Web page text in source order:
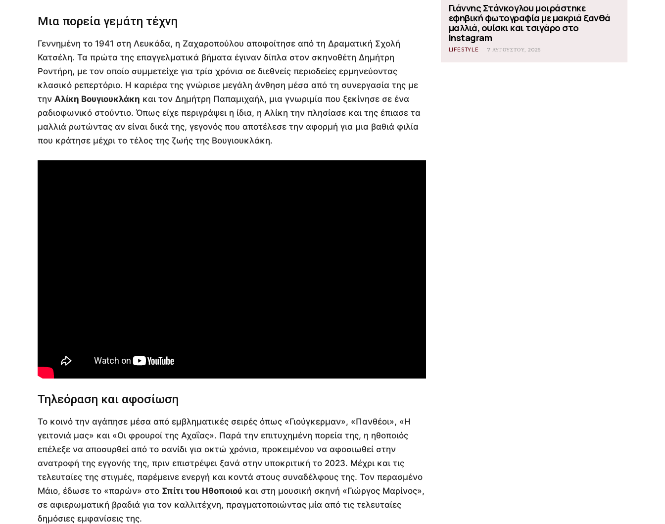
Μια πορεία γεμάτη τέχνη
Γεννημένη το 1941 στη Λευκάδα, η Ζαχαροπούλου αποφοίτησε από τη Δραματική Σχολή
Κατσέλη. Τα πρώτα της επαγγελματικά βήματα έγιναν δίπλα στον σκηνοθέτη Δημήτρη
Ροντήρη, με τον οποίο συμμετείχε για τρία χρόνια σε διεθνείς περιοδείες ερμηνεύοντας
κλασικό ρεπερτόριο. Η καριέρα της γνώρισε μεγάλη άνθηση μέσα από τη συνεργασία της με
την Αλίκη Βουγιουκλάκη και τον Δημήτρη Παπαμιχαήλ, μια γνωριμία που ξεκίνησε σε ένα
ραδιοφωνικό στούντιο. Όπως είχε περιγράψει η ίδια, η Αλίκη την πλησίασε και της έπιασε τα
μαλλιά ρωτώντας αν είναι δικά της, γεγονός που αποτέλεσε την αφορμή για μια βαθιά φιλία
που κράτησε μέχρι το τέλος της ζωής της Βουγιουκλάκη.
Τηλεόραση και αφοσίωση
Το κοινό την αγάπησε μέσα από εμβληματικές σειρές όπως «Γιούγκερμαν», «Πανθέοι», «Η
γειτονιά μας» και «Οι φρουροί της Αχαΐας». Παρά την επιτυχημένη πορεία της, η ηθοποιός
επέλεξε να αποσυρθεί από το σανίδι για οκτώ χρόνια, προκειμένου να αφοσιωθεί στην
ανατροφή της εγγονής της, πριν επιστρέψει ξανά στην υποκριτική το 2023. Μέχρι και τις
τελευταίες της στιγμές, παρέμεινε ενεργή και κοντά στους συναδέλφους της. Τον περασμένο
Μάιο, έδωσε το «παρών» στο Σπίτι του Ηθοποιού και στη μουσική σκηνή «Γιώργος Μαρίνος»,
σε αφιερωματική βραδιά για τον καλλιτέχνη, πραγματοποιώντας μία από τις τελευταίες
δημόσιες εμφανίσεις της.
Γιάννης Στάνκογλου μοιράστηκε
εφηβική φωτογραφία με μακριά ξανθά
μαλλιά, ουίσκι και τσιγάρο στο
Instagram
LIFESTYLE 7 ΑΥΓΟΎΣΤΟΥ, 2026